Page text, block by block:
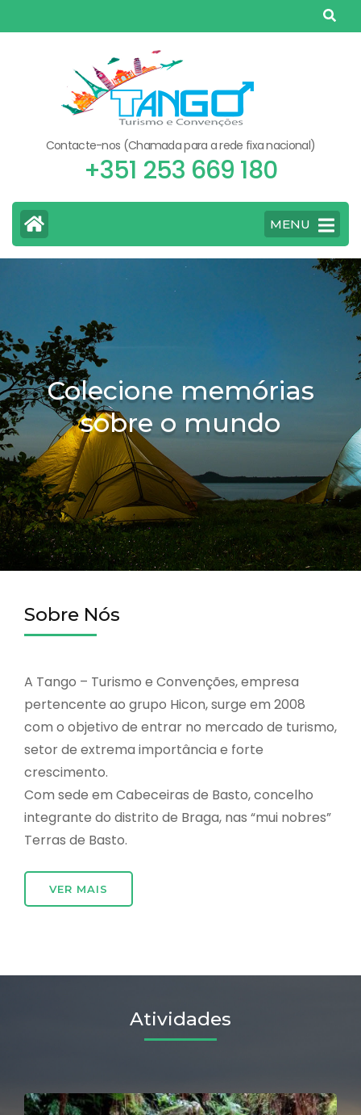
to
Contacte-nos (Chamada para a rede fixa nacional)
+351 253 669 180
MENU
Colecione memórias
sobre o mundo
Sobre Nós
A Tango – Turismo e Convenções, empresa
pertencente ao grupo Hicon, surge em 2008
com o objetivo de entrar no mercado de turismo,
setor de extrema importância e forte
crescimento.
Com sede em Cabeceiras de Basto, concelho
integrante do distrito de Braga, nas “mui nobres”
Terras de Basto.
VER MAIS
Atividades